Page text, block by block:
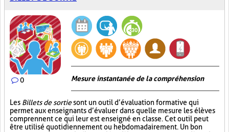
0 Mesure instantanée de la compréhension
Les Billets de sortiesont un outil d’évaluation formative qui
permet aux enseignants d’évaluer dans quelle mesure les élèves
comprennent ce qui leur est enseigné en classe. Cet outil peut
être utilisé quotidiennement ou hebdomadairement. Un bon